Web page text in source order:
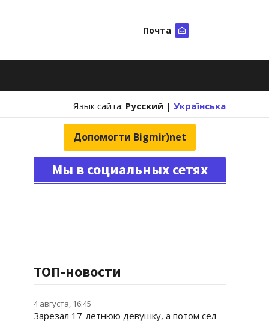
Почта
Язык сайта: Русский | Українська
Допомогти Bigmir)net
Мы в социальных сетях
ТОП-новости
4 августа, 16:45
Зарезал 17-летнюю девушку, а потом сел